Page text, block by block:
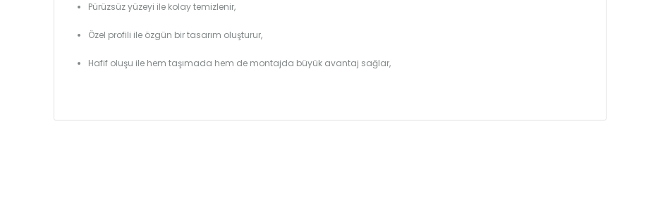
Pürüzsüz yüzeyi ile kolay temizlenir,
Özel profili ile özgün bir tasarım oluşturur,
Hafif oluşu ile hem taşımada hem de montajda büyük avantaj sağlar,